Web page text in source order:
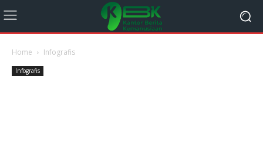
Home Infografis
Infografis